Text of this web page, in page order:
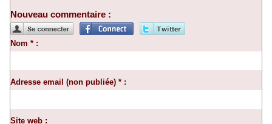
Nouveau commentaire :
Nom * :
Adresse email (non publiée) * :
Site web :